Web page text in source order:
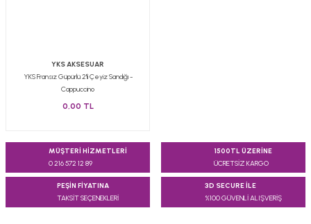
YKS AKSESUAR
YKS Fransız Güpürlü 2'li Çeyiz Sandığı -
Cappuccino
0,00 TL
MÜŞTERİ HİZMETLERİ
0 216 572 12 89
1500TL ÜZERİNE
ÜCRETSİZ KARGO
PEŞİN FİYATINA
TAKSİT SEÇENEKLERİ
3D SECURE İLE
%100 GÜVENLİ ALIŞVERİŞ